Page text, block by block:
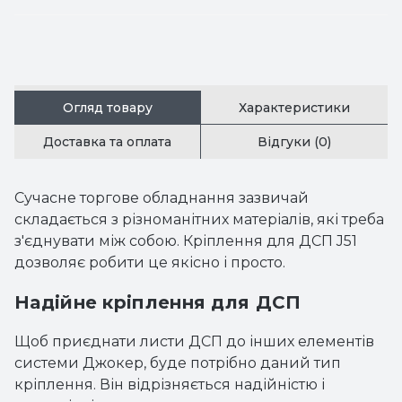
Огляд товару Характеристики
Доставка та оплата Відгуки (0)
Сучасне торгове обладнання зазвичай
складається з різноманітних матеріалів, які треба
з'єднувати між собою. Кріплення для ДСП J51
дозволяє робити це якісно і просто.
Надійне кріплення для ДСП
Щоб приєднати листи ДСП до інших елементів
системи Джокер, буде потрібно даний тип
кріплення. Він відрізняється надійністю і